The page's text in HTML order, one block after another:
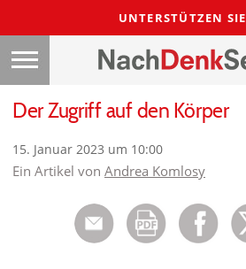
UNTERSTÜTZEN
Der Zugriff auf den Körper
15. Januar 2023 um 10:00
Ein Artikel von Andrea Komlosy